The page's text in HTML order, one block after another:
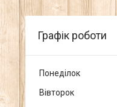
Графік роботи
Понеділок
Вівторок